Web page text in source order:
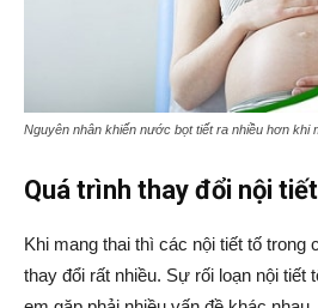
Nguyên nhân khiến nước bọt tiết ra nhiều hơn khi
Quá trình thay đổi nội
Khi mang thai thì các nội tiết tố
thay đổi rất nhiều. Sự rối loạn nội tiết